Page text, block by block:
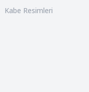
Kabe Resimleri